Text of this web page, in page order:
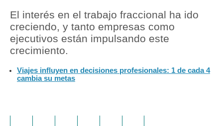
El interés en el trabajo fraccional ha ido
creciendo, y tanto empresas como
ejecutivos están impulsando este
crecimiento.
Viajes influyen en decisiones profesionales: 1 de cada 4
cambia su metas